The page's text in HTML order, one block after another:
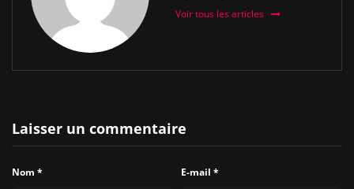
Voir tous les articles
Laisser un commentaire
Nom * E-mail *